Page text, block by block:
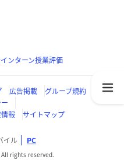
インターン授業評価
広告掲載
グループ規約
報 サイトマップ
イル PC
rights reserved.